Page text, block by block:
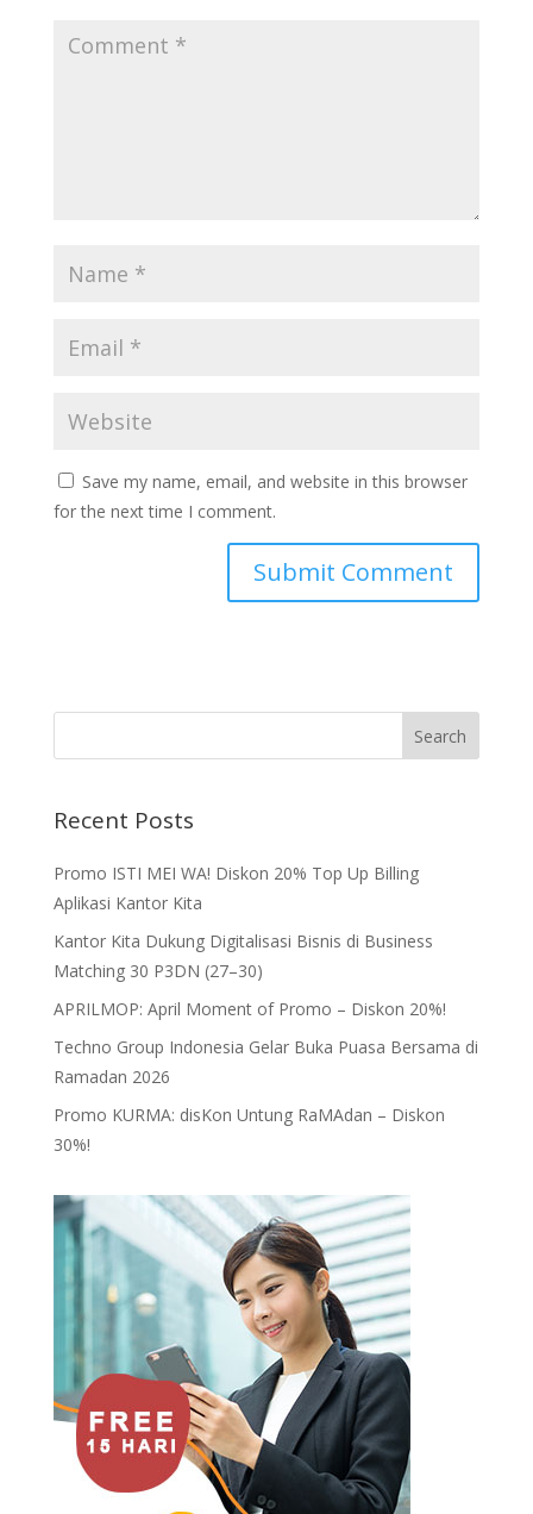
Save my name, email, and website in this browser
for the next time I comment.
Recent Posts
Promo ISTI MEI WA! Diskon 20% Top Up Billing
Aplikasi Kantor Kita
Kantor Kita Dukung Digitalisasi Bisnis di Business
Matching 30 P3DN (27–30)
APRILMOP: April Moment of Promo – Diskon 20%!
Techno Group Indonesia Gelar Buka Puasa Bersama di
Ramadan 2026
Promo KURMA: disKon Untung RaMAdan – Diskon
30%!